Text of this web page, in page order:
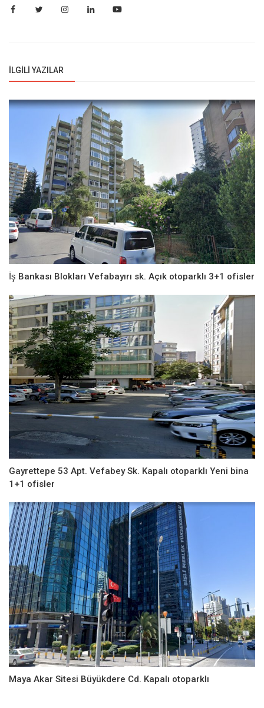
İLGILI YAZILAR
İş Bankası Blokları Vefabayırı sk. Açık otoparklı 3+1 ofisler
Gayrettepe 53 Apt. Vefabey Sk. Kapalı otoparklı Yeni bina
1+1 ofisler
Maya Akar Sitesi Büyükdere Cd. Kapalı otoparklı